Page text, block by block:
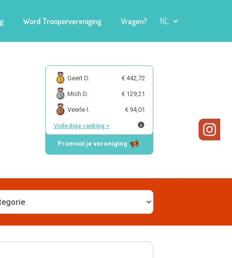
Word Troopervereniging Vragen? NL
Geert D. € 442,72
Mich D. € 129,21
Veerle I. € 94,01
Volledige ranking >
Promoot je vereniging